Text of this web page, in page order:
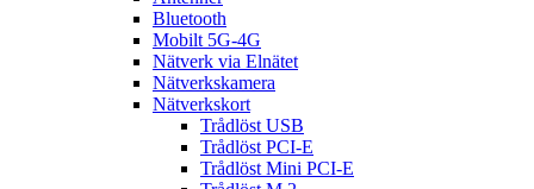
Bluetooth
Mobilt 5G-4G
Nätverk via Elnätet
Nätverkskamera
Nätverkskort
Trådlöst USB
Trådlöst PCI-E
Trådlöst Mini PCI-E